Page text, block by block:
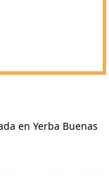
en Yerba Buenas